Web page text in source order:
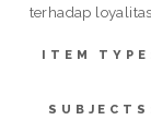
terhadap
ITEM